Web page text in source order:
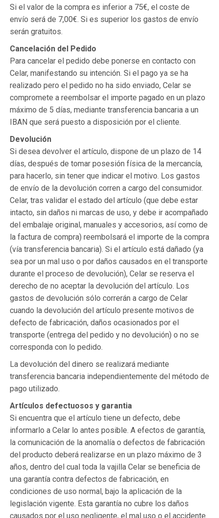
Si el valor de la compra es inferior a 75€, el coste de
envío será de 7,00€. Si es superior los gastos de envío
serán gratuitos.
Cancelación del Pedido
Para cancelar el pedido debe ponerse en contacto con
Celar, manifestando su intención. Si el pago ya se ha
realizado pero el pedido no ha sido enviado, Celar se
compromete a reembolsar el importe pagado en un plazo
máximo de 5 días, mediante transferencia bancaria a un
IBAN que será puesto a disposición por el cliente.
Devolución
Si desea devolver el artículo, dispone de un plazo de 14
días, después de tomar posesión física de la mercancía,
para hacerlo, sin tener que indicar el motivo. Los gastos
de envío de la devolución corren a cargo del consumidor.
Celar, tras validar el estado del artículo (que debe estar
intacto, sin daños ni marcas de uso, y debe ir acompañado
del embalaje original, manuales y accesorios, así como de
la factura de compra) reembolsará el importe de la compra
(vía transferencia bancaria). Si el artículo está dañado (ya
sea por un mal uso o por daños causados en el transporte
durante el proceso de devolución), Celar se reserva el
derecho de no aceptar la devolución del artículo. Los
gastos de devolución sólo correrán a cargo de Celar
cuando la devolución del artículo presente motivos de
defecto de fabricación, daños ocasionados por el
transporte (entrega del pedido y no devolución) o no se
corresponda con lo pedido.
La devolución del dinero se realizará mediante
transferencia bancaria independientemente del método de
pago utilizado.
Artículos defectuosos y garantia
Si encuentra que el artículo tiene un defecto, debe
informarlo a Celar lo antes posible. A efectos de garantía,
la comunicación de la anomalía o defectos de fabricación
del producto deberá realizarse en un plazo máximo de 3
años, dentro del cual toda la vajilla Celar se beneficia de
una garantía contra defectos de fabricación, en
condiciones de uso normal, bajo la aplicación de la
legislación vigente. Esta garantía no cubre los daños
causados por el uso negligente, el mal uso o el accidente.